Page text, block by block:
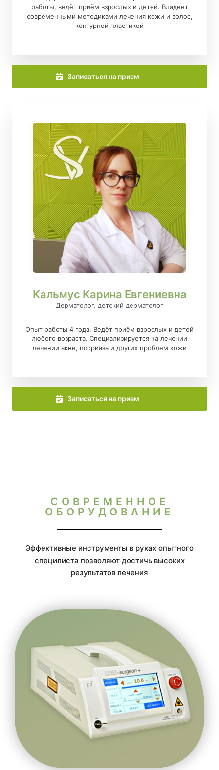
работы, ведёт приём взрослых и детей. Владеет
современными методиками лечения кожи и волос,
контурной пластикой
Записаться на прием
Кальмус Карина Евгениевна
Дерматолог, детский дерматолог
Опыт работы 4 года. Ведёт приём взрослых и детей
любого возраста. Специализируется на лечении
лечении акне, псориаза и других проблем кожи
Записаться на прием
СОВРЕМЕННОЕ
ОБОРУДОВАНИЕ
Эффективные инструменты в руках опытного
специлиста позволяют достичь высоких
результатов лечения